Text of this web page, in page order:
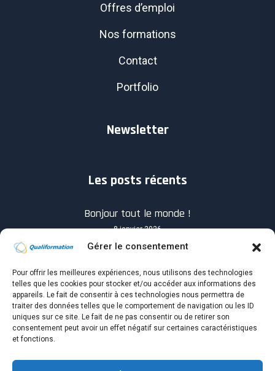
Gérer le consentement
Pour offrir les meilleures expériences, nous utilisons des technologies
telles que les cookies pour stocker et/ou accéder aux informations des
appareils. Le fait de consentir à ces technologies nous permettra de
traiter des données telles que le comportement de navigation ou les ID
uniques sur ce site. Le fait de ne pas consentir ou de retirer son
consentement peut avoir un effet négatif sur certaines caractéristiques
et fonctions.
Offres d’emploi
Nos formations
Contact
Portfolio
Newsletter
Les posts récents
Bonjour tout le monde !
8 janvier 2026
Know you How will success when it shows up?
4 avril 2021